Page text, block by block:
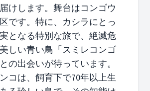
けします。舞台はコンゴウ
です。特に、カシラにとっ
となる特別な旅で、絶滅危
しい青い鳥「スミレコンゴ
の出会いが待っています。
コは、飼育下で70年以上生